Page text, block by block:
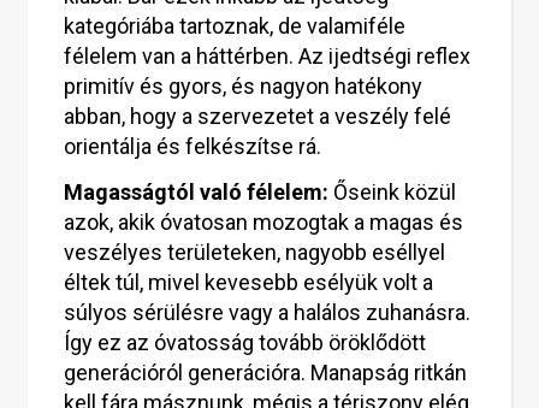
kategóriába tartoznak, de valamiféle
félelem van a háttérben. Az ijedtségi reflex
primitív és gyors, és nagyon hatékony
abban, hogy a szervezetet a veszély felé
orientálja és felkészítse rá.
Magasságtól való félelem: Őseink közül
azok, akik óvatosan mozogtak a magas és
veszélyes területeken, nagyobb eséllyel
éltek túl, mivel kevesebb esélyük volt a
súlyos sérülésre vagy a halálos zuhanásra.
Így ez az óvatosság tovább öröklődött
generációról generációra. Manapság ritkán
kell fára másznunk, mégis a tériszony elég